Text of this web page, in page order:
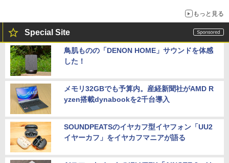
もっと見る
Special Site
鳥肌ものの「DENON HOME」サウンドを体感
した！
メモリ32GBでも予算内。産経新聞社がAMD R
yzen搭載dynabookを2千台導入
SOUNDPEATSのイヤカフ型イヤフォン「UU2
イヤーカフ」をイヤカフマニアが語る